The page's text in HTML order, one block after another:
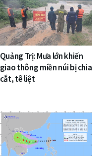
Quảng Trị: Mưa lớn khiến
giao thông miền núi bị chia
cắt, tê liệt